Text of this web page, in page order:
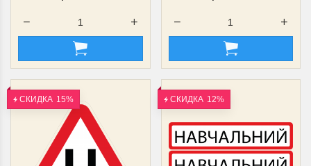
СКИДКА 15% СКИДКА 12%